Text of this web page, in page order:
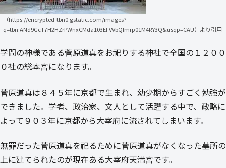
（https://encrypted-tbn0.gstatic.com/images?
q=tbn:ANd9GcT7H2HZrPWnxCMda103EFVVbQImrp01M4RY3Q&usqp=CAU）より引用
学問の神様である菅原道真をお祀りする神社で全国の１２００
０社の総本宮になります。
菅原道真は８４５年に京都で生まれ、幼少期からすごく勉強が
できました。学者、政治家、文人として活躍する中で、政略に
よって９０３年に京都から大宰府に流されてしまいます。
無罪だった菅原道真を祀るために菅原道真がなくなった墓所の
上に建てられたのが現在ある大宰府天満宮です。